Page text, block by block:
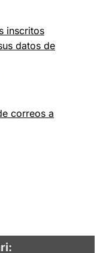
inscritos
datos de
correos a